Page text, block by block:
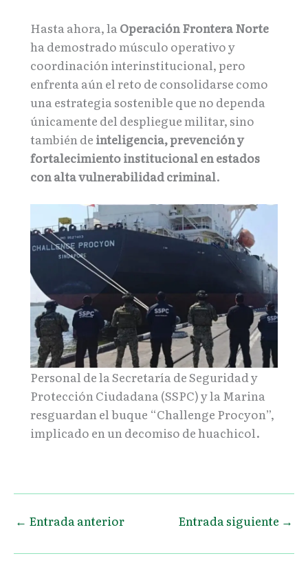
Hasta ahora, la Operación Frontera Norte
ha demostrado músculo operativo y
coordinación interinstitucional, pero
enfrenta aún el reto de consolidarse como
una estrategia sostenible que no dependa
únicamente del despliegue militar, sino
también de inteligencia, prevención y
fortalecimiento institucional en estados
con alta vulnerabilidad criminal.
Personal de la Secretaría de Seguridad y
Protección Ciudadana (SSPC) y la Marina
resguardan el buque “Challenge Procyon”,
implicado en un decomiso de huachicol.
← Entrada anterior Entrada siguiente →